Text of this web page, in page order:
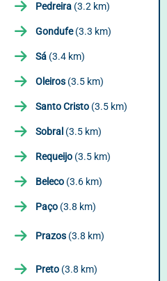
Pedreira (3.2 km)
Gondufe(3.3 km)
Sá (3.4 km)
Oleiros (3.5 km)
Santo Cristo (3.5 km)
Sobral (3.5 km)
Requeijo (3.5 km)
Beleco (3.6 km)
Paço (3.8 km)
Prazos (3.8 km)
Preto (3.8 km)